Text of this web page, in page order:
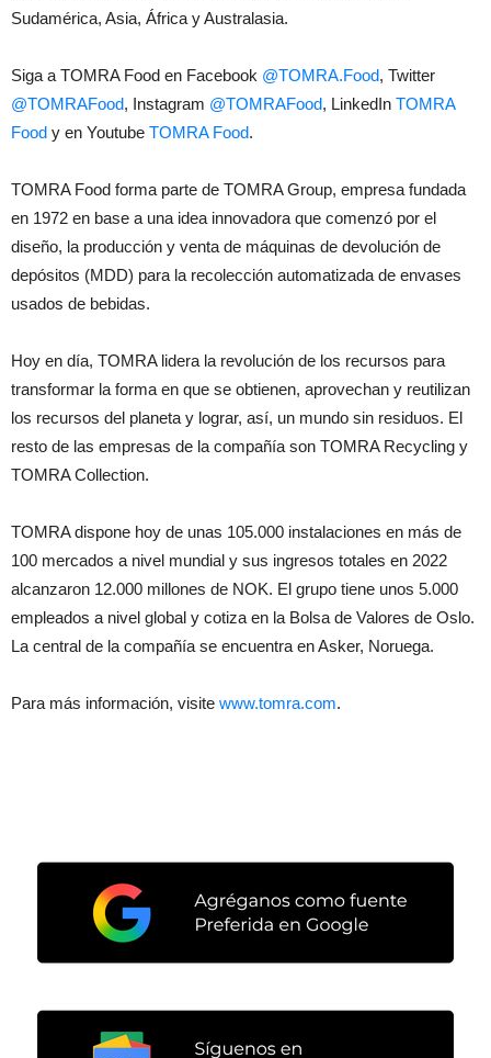
Sudamérica, Asia, África y Australasia.
Siga a TOMRA Food en Facebook @TOMRA.Food, Twitter
@TOMRAFood, Instagram @TOMRAFood, LinkedIn TOMRA
Food y en Youtube TOMRA Food.
TOMRA Food forma parte de TOMRA Group, empresa fundada
en 1972 en base a una idea innovadora que comenzó por el
diseño, la producción y venta de máquinas de devolución de
depósitos (MDD) para la recolección automatizada de envases
usados de bebidas.
Hoy en día, TOMRA lidera la revolución de los recursos para
transformar la forma en que se obtienen, aprovechan y reutilizan
los recursos del planeta y lograr, así, un mundo sin residuos. El
resto de las empresas de la compañía son TOMRA Recycling y
TOMRA Collection.
TOMRA dispone hoy de unas 105.000 instalaciones en más de
100 mercados a nivel mundial y sus ingresos totales en 2022
alcanzaron 12.000 millones de NOK. El grupo tiene unos 5.000
empleados a nivel global y cotiza en la Bolsa de Valores de Oslo.
La central de la compañía se encuentra en Asker, Noruega.
Para más información, visite www.tomra.com.